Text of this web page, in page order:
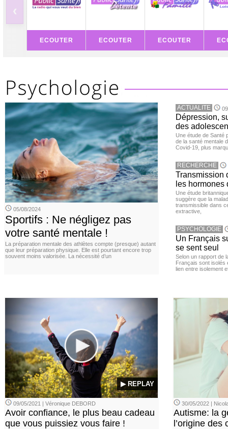
‹
ECOUTER ECOUTER ECOUTER
05/08/2024
Sportifs : Ne négligez pas
votre santé mentale !
La préparation mentale des athlètes compte (presque) autant
que leur préparation physique. Elle est pourtant encore trop
souvent moins valorisée. La nécessité d’un
ACTUALITE
Dépression,
des
Une étude de Santé
de la santé mentale
Covid-19, plus
RECHERCHE
Transmission
les hormones
Une étude
suggère que la
transmissible dans
extractive,
PSYCHOLOGIE
Un Français
se sent seul
Selon un rapport de
Français sont isolés
lien entre isolement
▶ REPLAY
09/05/2021 | Véronique DEBORD
Avoir confiance, le plus beau cadeau
que vous puissiez vous faire !
30/05/2022 |
Autisme: la
l’origine